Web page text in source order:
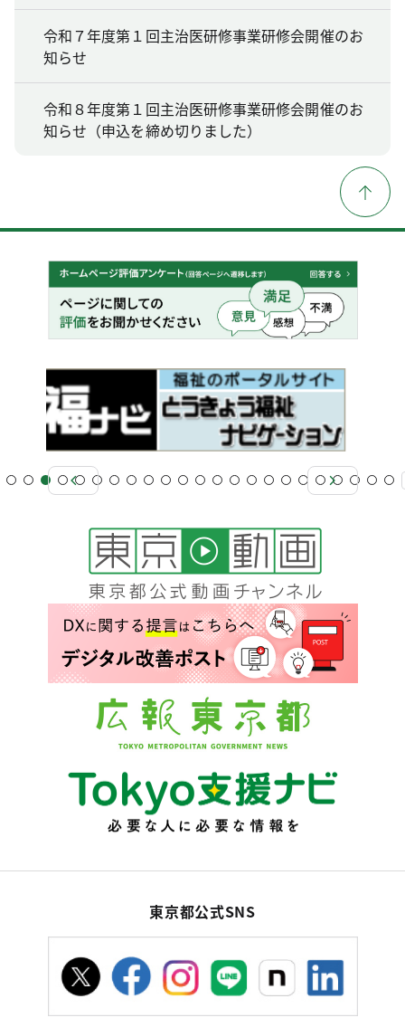
令和７年度第１回主治医研修事業研修会開催のお
知らせ
令和８年度第１回主治医研修事業研修会開催のお
知らせ（申込を締め切りました）
東京都公式SNS